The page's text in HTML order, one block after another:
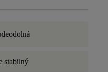
stabilný